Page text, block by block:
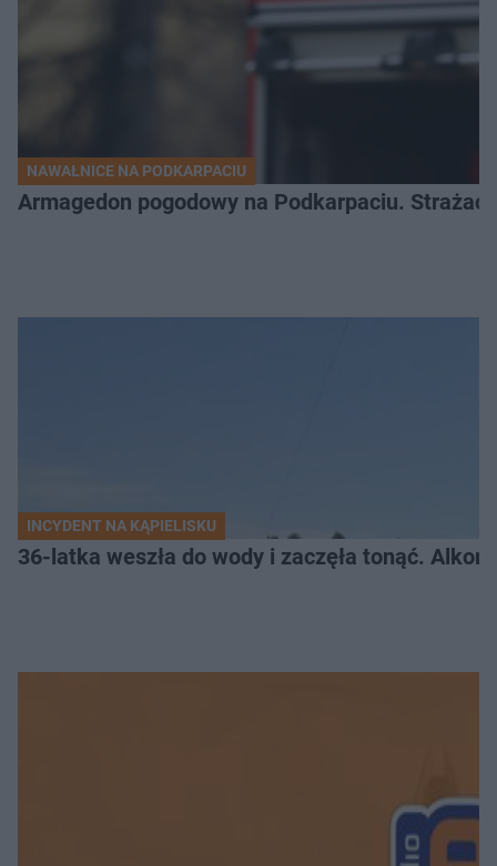
NAWAŁNICE NA PODKARPACIU
Armagedon pogodowy na Podkarpaciu.
INCYDENT NA KĄPIELISKU
36-latka weszła do wody i zaczęła tonąć.